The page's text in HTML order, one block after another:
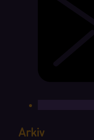
Arkiv